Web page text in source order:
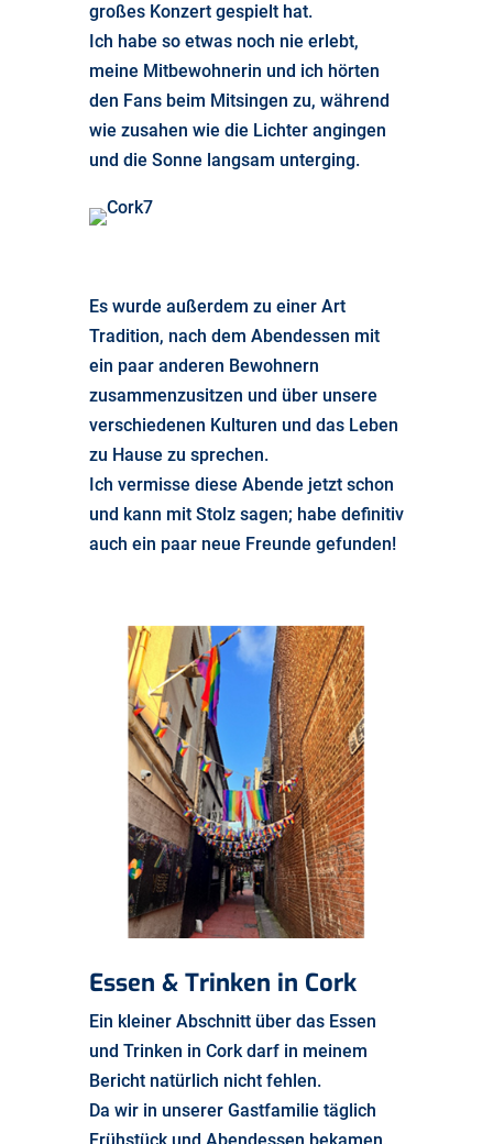
großes Konzert gespielt hat.
Ich habe so etwas noch nie erlebt,
meine Mitbewohnerin und ich hörten
den Fans beim Mitsingen zu, während
wie zusahen wie die Lichter angingen
und die Sonne langsam unterging.
Es wurde außerdem zu einer Art
Tradition, nach dem Abendessen mit
ein paar anderen Bewohnern
zusammenzusitzen und über unsere
verschiedenen Kulturen und das Leben
zu Hause zu sprechen.
Ich vermisse diese Abende jetzt schon
und kann mit Stolz sagen; habe definitiv
auch ein paar neue Freunde gefunden!
Essen & Trinken in Cork
Ein kleiner Abschnitt über das Essen
und Trinken in Cork darf in meinem
Bericht natürlich nicht fehlen.
Da wir in unserer Gastfamilie täglich